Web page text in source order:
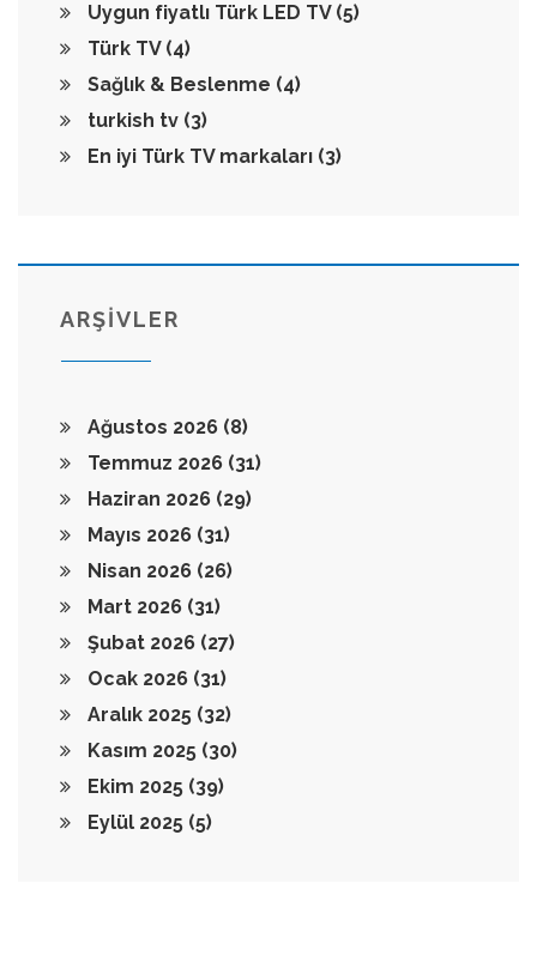
Uygun fiyatlı Türk LED TV (5)
Türk TV (4)
Sağlık & Beslenme (4)
turkish tv (3)
En iyi Türk TV markaları (3)
ARŞİVLER
Ağustos 2026 (8)
Temmuz 2026 (31)
Haziran 2026 (29)
Mayıs 2026 (31)
Nisan 2026 (26)
Mart 2026 (31)
Şubat 2026 (27)
Ocak 2026 (31)
Aralık 2025 (32)
Kasım 2025 (30)
Ekim 2025 (39)
Eylül 2025 (5)